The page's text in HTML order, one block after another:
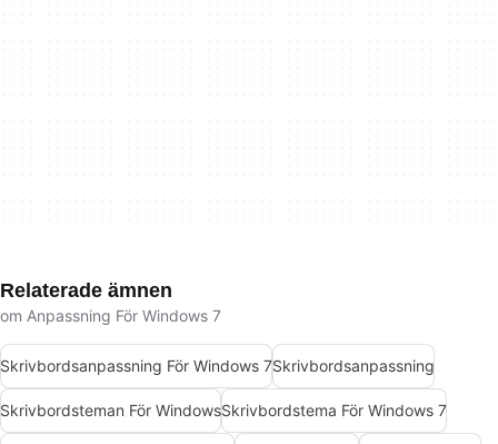
Relaterade ämnen
om Anpassning För Windows 7
Skrivbordsanpassning För Windows 7Skrivbordsanpassning
Skrivbordsteman För WindowsSkrivbordstema För Windows 7